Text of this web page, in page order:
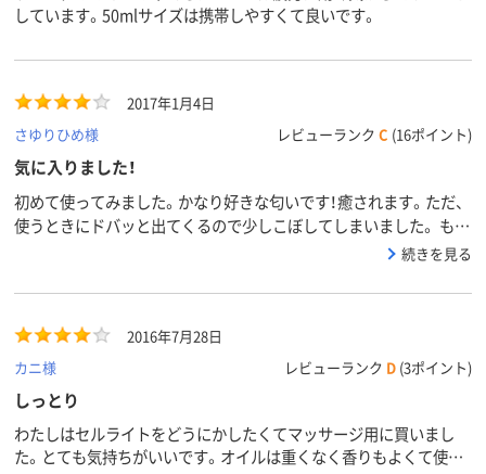
しています。50mlサイズは携帯しやすくて良いです。
2017年1月4日
さゆりひめ様
レビューランク C (16ポイント)
気に入りました！
初めて使ってみました。かなり好きな匂いです！癒されます。ただ、
使うときにドバッと出てくるので少しこぼしてしまいました。 もう
続きを見る
2016年7月28日
カニ様
レビューランク D (3ポイント)
しっとり
わたしはセルライトをどうにかしたくてマッサージ用に買いまし
た。とても気持ちがいいです。オイルは重くなく香りもよくて使い